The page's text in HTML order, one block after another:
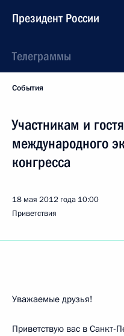
Президент России
Телеграммы
События
Участникам и
международного
конгресса
18 мая 2012 года 10:00
Приветствия
Уважаемые друзья!
Приветствую вас в Санкт-